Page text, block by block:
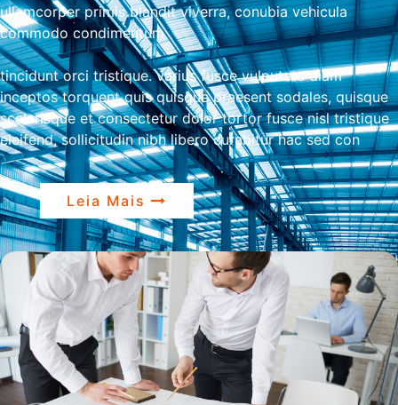
ullamcorper primis blandit viverra, conubia vehicula
commodo condimentum
tincidunt orci tristique. varius fusce vulputate diam
inceptos torquent quis quisque praesent sodales, quisque
scelerisque et consectetur dolor tortor fusce nisl tristique
eleifend, sollicitudin nibh libero curabitur hac sed con
Leia Mais